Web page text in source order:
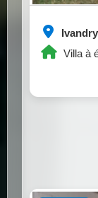
Ivandry
Villa à